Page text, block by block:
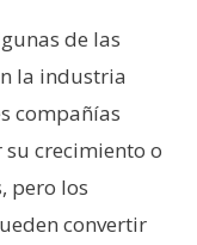
de las
la industria
compañías
crecimiento o
pero los
convertir